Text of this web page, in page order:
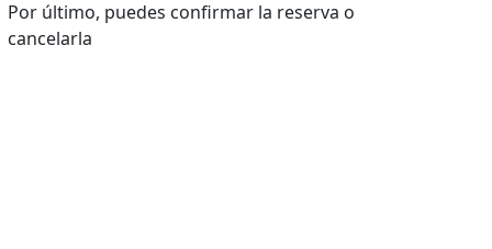
Por último, puedes confirmar la reserva o
cancelarla